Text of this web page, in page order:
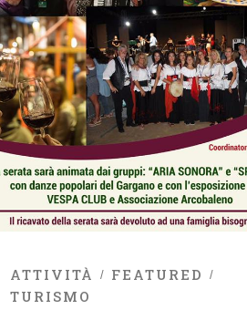
ATTIVITÀ
FEATURED
TURISMO